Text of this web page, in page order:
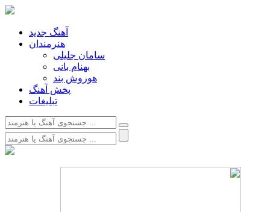
آهنگ جدید
هنرمندان
سامان جلیلی
بهنام بانی
هوروش بند
پخش آهنگ
تبلیغات